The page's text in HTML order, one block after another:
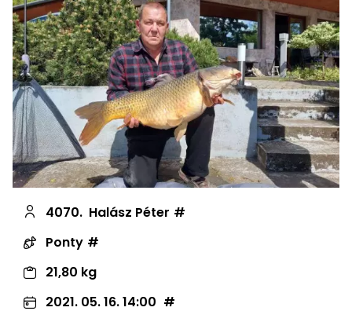
4070. Halász Péter
Ponty
21,80 kg
2021. 05. 16. 14:00